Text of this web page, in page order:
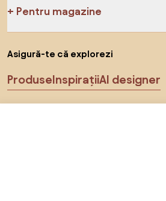
Pentru magazine
Asigură-te că explorezi
ProduseInspirațiiAI designer